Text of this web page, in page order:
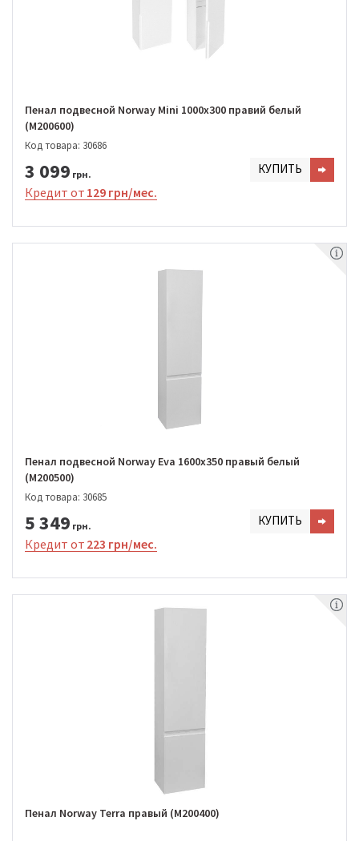
Пенал подвесной Norway Mini 1000х300 правий белый
(M200600)
Код товара: 30686
3 099 грн. КУПИТЬ
Кредит от 129 грн/мес.
Пенал подвесной Norway Eva 1600х350 правый белый
(M200500)
Код товара: 30685
5 349 грн. КУПИТЬ
Кредит от 223 грн/мес.
Пенал Norway Terra правый (M200400)